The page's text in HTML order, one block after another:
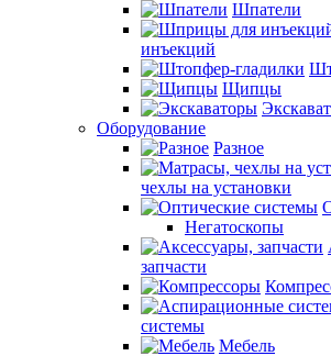
Шпатели
инъекций
Щипцы
Оборудование
Разное
чехлы на установки
Негатоскопы
запчасти
системы
Мебель